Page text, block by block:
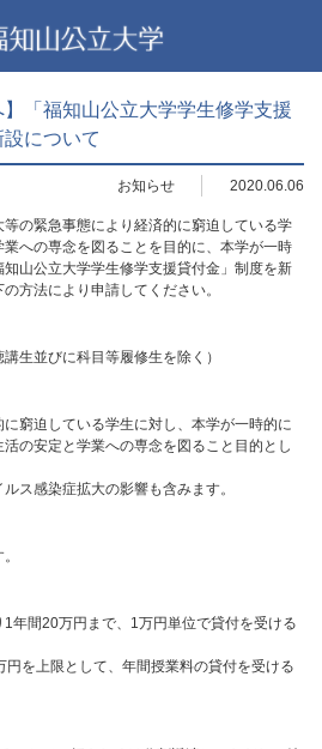
】「福知山公立大学学生修学支援
について
お知らせ 2020.06.06
の緊急事態により経済的に窮迫している学
への専念を図ることを目的に、本学が一時
山公立大学学生修学支援貸付金」制度を新
方法により申請してください。
生並びに科目等履修生を除く）
窮迫している学生に対し、本学が一時的に
の安定と学業への専念を図ること目的とし
ス感染症拡大の影響も含みます。
年間20万円まで、1万円単位で貸付を受ける
を上限として、年間授業料の貸付を受ける